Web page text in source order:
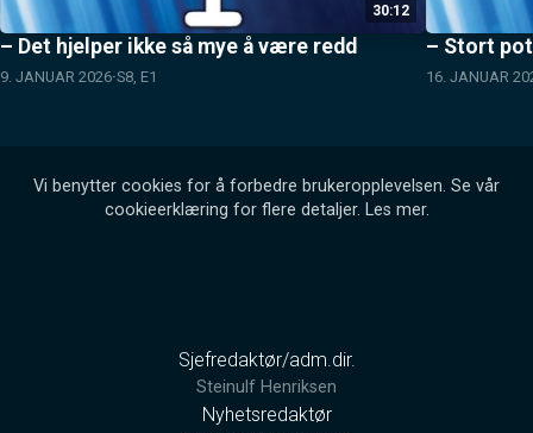
30:12
– Det hjelper ikke så mye å være redd
9. JANUAR 2026 S8, E1
– Stort
16. JANUAR
Vi benytter cookies for å forbedre brukeropplevelsen. Se vår
cookieerklæring for flere detaljer. Les mer.
Sjefredaktør/adm.dir.
Steinulf Henriksen
Nyhetsredaktør